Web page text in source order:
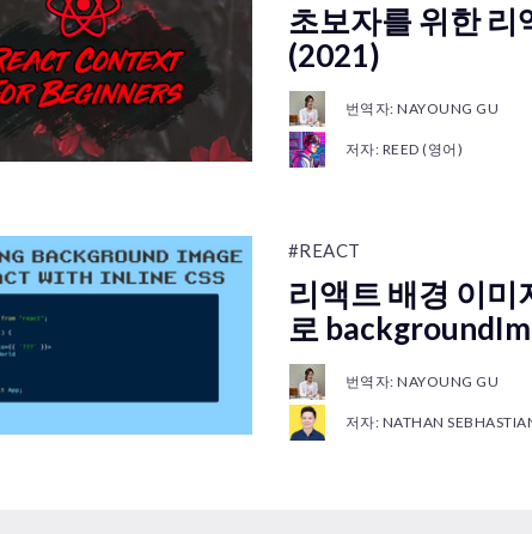
초보자를 위한
(2021)
번역자: NAYOUNG GU
저자: REED (영어)
#REACT
리액트 배경 이미
로
번역자: NAYOUNG GU
저자: NATHAN